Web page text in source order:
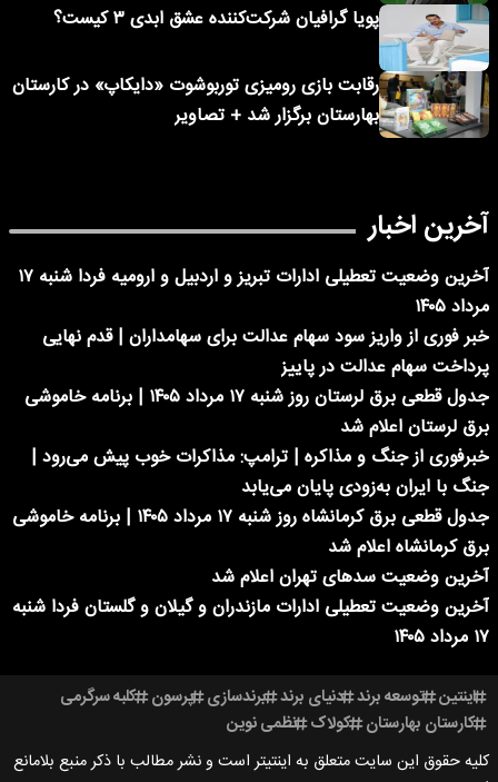
پویا گرافیان شرکت‌کننده عشق ابدی ۳ کیست؟
رقابت بازی رومیزی توربوشوت «دایکاپ» در کارستان
بهارستان برگزار شد + تصاویر
آخرین اخبار
آخرین وضعیت تعطیلی ادارات تبریز و اردبیل و ارومیه فردا شنبه ۱۷
مرداد ۱۴۰۵
خبر فوری از واریز سود سهام عدالت برای سهامداران | قدم نهایی
پرداخت سهام عدالت در پاییز
جدول قطعی برق لرستان روز شنبه ۱۷ مرداد ۱۴۰۵ | برنامه خاموشی
برق لرستان اعلام شد
خبرفوری از جنگ و مذاکره | ترامپ: مذاکرات خوب پیش می‌رود |
جنگ با ایران به‌زودی پایان می‌یابد
جدول قطعی برق کرمانشاه روز شنبه ۱۷ مرداد ۱۴۰۵ | برنامه خاموشی
برق کرمانشاه اعلام شد
آخرین وضعیت سدهای تهران اعلام شد
آخرین وضعیت تعطیلی ادارات مازندران و گیلان و گلستان فردا شنبه
۱۷ مرداد ۱۴۰۵
اینتین توسعه برند دنیای برند برندسازی پرسون کلبه سرگرمی
کارستان بهارستان کولاک نظمی نوین
کلیه حقوق این سایت متعلق به اینتیتر است و نشر مطالب با ذکر منبع بلامانع